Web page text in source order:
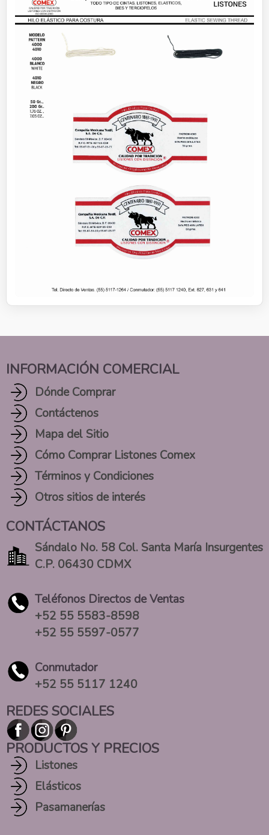
INFORMACIÓN COMERCIAL
Dónde Comprar
Contáctenos
Mapa del Sitio
Cómo Comprar Listones Comex
Términos y Condiciones
Otros sitios de interés
CONTÁCTANOS
Sándalo No. 58 Col. Santa María Insurgentes
C.P. 06430 CDMX
Teléfonos Directos de Ventas
+52 55 5583-8598
+52 55 5597-0577
Conmutador
+52 55 5117 1240
REDES SOCIALES
PRODUCTOS Y PRECIOS
Listones
Elásticos
Pasamanerías